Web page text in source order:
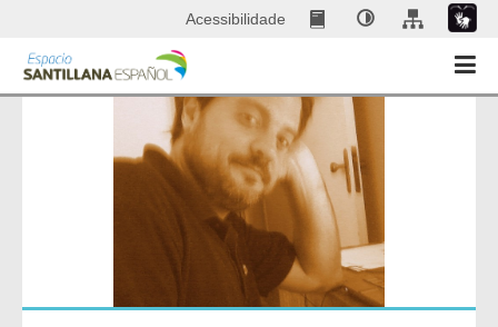
Acessibilidade